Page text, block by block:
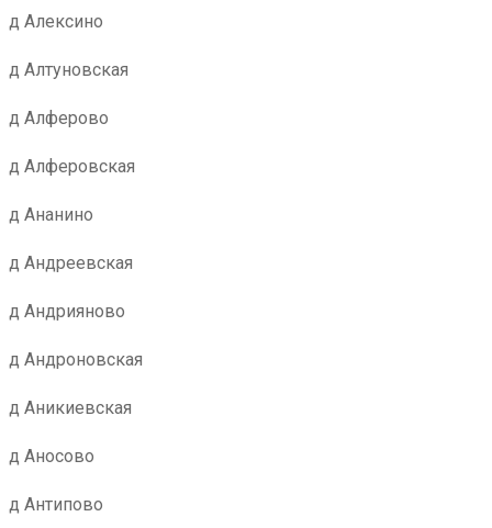
д Алексино
д Алтуновская
д Алферово
д Алферовская
д Ананино
д Андреевская
д Андрияново
д Андроновская
д Аникиевская
д Аносово
д Антипово